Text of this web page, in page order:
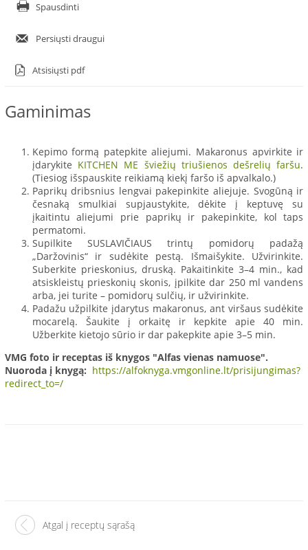
Spausdinti
Persiųsti draugui
Atsisiųsti pdf
Gaminimas
Kepimo formą patepkite aliejumi. Makaronus apvirkite ir
įdarykite KITCHEN ME šviežių triušienos dešrelių faršu.
(Tiesiog išspauskite reikiamą kiekį faršo iš apvalkalo.)
Paprikų dribsnius lengvai pakepinkite aliejuje. Svogūną ir
česnaką smulkiai supjaustykite, dėkite į keptuvę su
įkaitintu aliejumi prie paprikų ir pakepinkite, kol taps
permatomi.
Supilkite SUSLAVIČIAUS trintų pomidorų padažą
„Daržovinis“ ir sudėkite pestą. Išmaišykite. Užvirinkite.
Suberkite prieskonius, druską. Pakaitinkite 3–4 min., kad
atsiskleistų prieskonių skonis, įpilkite dar 250 ml vandens
arba, jei turite – pomidorų sulčių, ir užvirinkite.
Padažu užpilkite įdarytus makaronus, ant viršaus sudėkite
mocarelą. Šaukite į orkaitę ir kepkite apie 40 min.
Užberkite kietojo sūrio ir dar pakepkite apie 3–5 min.
VMG foto ir receptas iš knygos "Alfas vienas namuose".
Nuoroda į knygą: https://alfoknyga.vmgonline.lt/prisijungimas?
redirect_to=/
Atgal į receptų sąrašą